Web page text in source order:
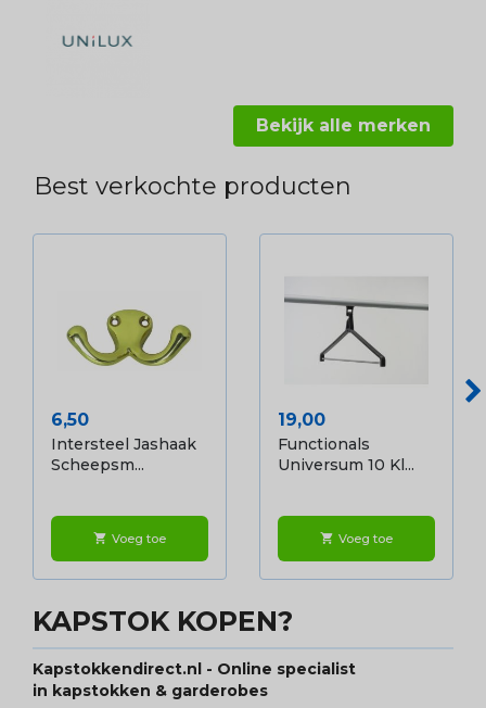
Bekijk alle merken
Best verkochte producten
Prijs
6,50
Intersteel Jashaak
Scheepsm...
shopping_cart Voeg toe
Prijs
19,00
Functionals
Universum 10 Kl...
shopping_cart Voeg toe
KAPSTOK KOPEN?
Kapstokkendirect.nl - Online specialist
in kapstokken & garderobes